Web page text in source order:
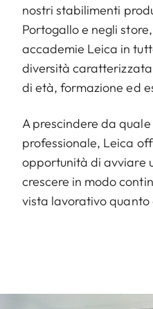
nostri stabilimenti
Portogallo e negli
accademie Leica in
diversità
di età, formazione ed
A prescindere da
professionale, Leica
opportunità di avviare
crescere in modo
vista lavorativo quanto